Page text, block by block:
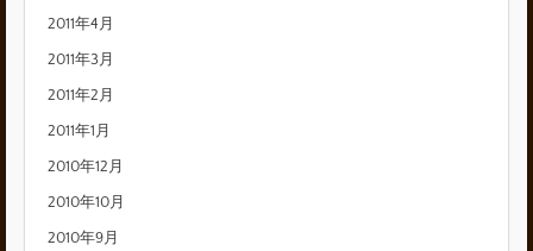
2011年4月
2011年3月
2011年2月
2011年1月
2010年12月
2010年10月
2010年9月